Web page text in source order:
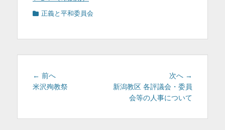
カ 正義と平和委員会
投
稿
← 前へ
の
米沢殉教祭
次へ →
新潟教区 各評議会・委員
会等の人事について